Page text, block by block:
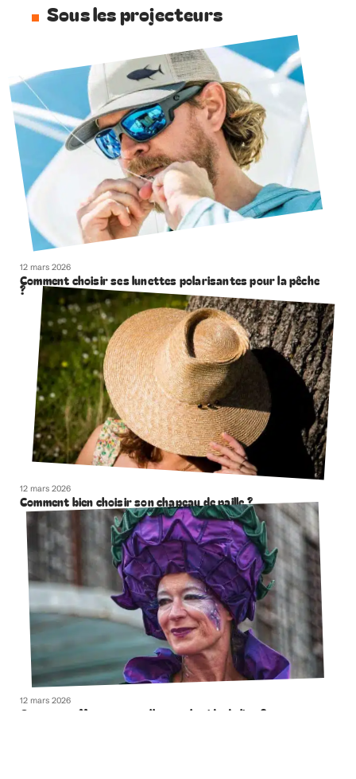
Sous les projecteurs
12 mars 2026
Comment choisir ses lunettes polarisantes pour la pêche
?
12 mars 2026
Comment bien choisir son chapeau de paille ?
12 mars 2026
Comment effacer naturellement la ride du lion ?